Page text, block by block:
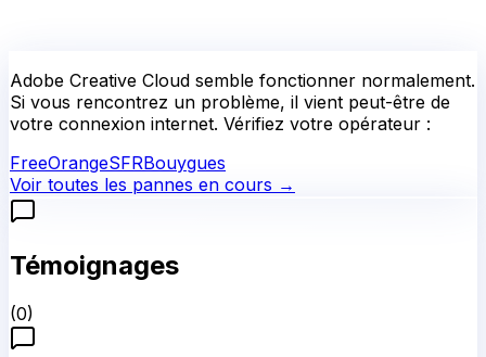
Adobe Creative Cloud semble fonctionner normalement.
Si vous rencontrez un problème, il vient peut-être de
votre connexion internet. Vérifiez votre opérateur :
FreeOrangeSFRBouygues
Voir toutes les pannes en cours →
Témoignages
(0)